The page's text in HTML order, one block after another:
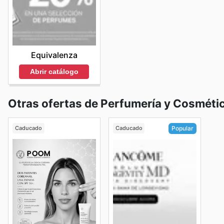
Equivalenza
Abrir catálogo
Otras ofertas de Perfumería y
Caducado Caducado Popular